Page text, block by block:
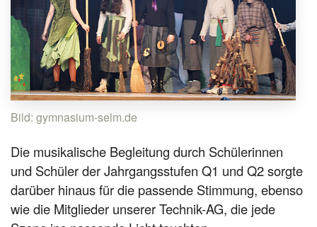
Bild: gymnasium-selm.de
Die musikalische Begleitung durch Schülerinnen
und Schüler der Jahrgangsstufen Q1 und Q2 sorgte
darüber hinaus für die passende Stimmung, ebenso
wie die Mitglieder unserer Technik-AG, die jede